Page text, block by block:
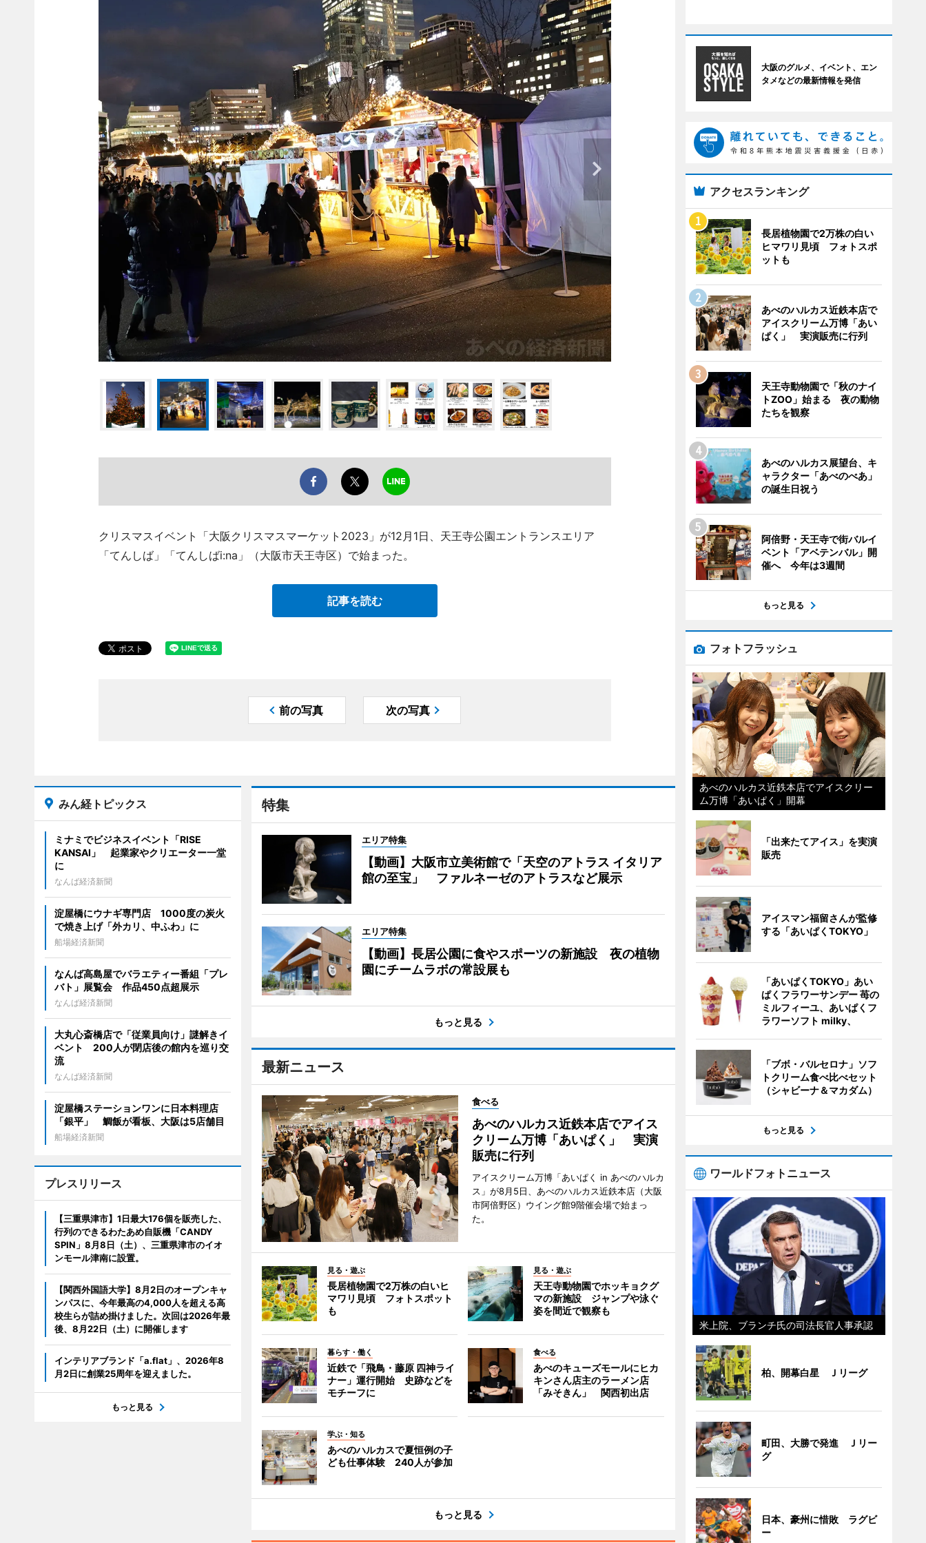
クリスマスイベント「大阪クリスマスマーケット2023」が12月1日、天王寺公園エントランスエリア
「てんしば」「てんしばi:na」（大阪市天王寺区）で始まった。
記事を読む
前の写真 次の写真
特集
エリア特集
【動画】大阪市立美術館で「天空のアトラス イタリア
館の至宝」 ファルネーゼのアトラスなど展示
エリア特集
【動画】長居公園に食やスポーツの新施設 夜の植物
園にチームラボの常設展も
もっと見る
最新ニュース
食べる
あべのハルカス近鉄本店でアイス
クリーム万博「あいぱく」 実演
販売に行列
アイスクリーム万博「あいぱく in あべのハルカ
ス」が8月5日、あべのハルカス近鉄本店（大阪
市阿倍野区）ウイング館9階催会場で始まっ
た。
見る・遊ぶ
長居植物園で2万株の白いヒ
マワリ見頃 フォトスポット
も
見る・遊ぶ
天王寺動物園でホッキョクグ
マの新施設 ジャンプや泳ぐ
姿を間近で観察も
暮らす・働く
近鉄で「飛鳥・藤原 四神ライ
ナー」運行開始 史跡などを
モチーフに
食べる
あべのキューズモールにヒカ
キンさん店主のラーメン店
「みそきん」 関西初出店
学ぶ・知る
あべのハルカスで夏恒例の子
ども仕事体験 240人が参加
もっと見る
みん経トピックス
ミナミでビジネスイベント「RISE
KANSAI」 起業家やクリエーター一堂
に
なんば経済新聞
淀屋橋にウナギ専門店 1000度の炭火
で焼き上げ「外カリ、中ふわ」に
船場経済新聞
なんば高島屋でバラエティー番組「プレ
バト」展覧会 作品450点超展示
なんば経済新聞
大丸心斎橋店で「従業員向け」謎解きイ
ベント 200人が閉店後の館内を巡り交
流
なんば経済新聞
淀屋橋ステーションワンに日本料理店
「銀平」 鯛飯が看板、大阪は5店舗目
船場経済新聞
プレスリリース
【三重県津市】1日最大176個を販売した、
行列のできるわたあめ自販機「CANDY
SPIN」8月8日（土）、三重県津市のイオ
ンモール津南に設置。
【関西外国語大学】8月2日のオープンキャ
ンパスに、今年最高の4,000人を超える高
校生らが詰め掛けました。次回は2026年最
後、8月22日（土）に開催します
インテリアブランド「a.flat」、2026年8
月2日に創業25周年を迎えました。
もっと見る
大阪のグルメ、イベント、エン
タメなどの最新情報を発信
アクセスランキング
長居植物園で2万株の白い
ヒマワリ見頃 フォトスポ
ットも
あべのハルカス近鉄本店で
アイスクリーム万博「あい
ぱく」 実演販売に行列
天王寺動物園で「秋のナイ
トZOO」始まる 夜の動物
たちを観察
あべのハルカス展望台、キ
ャラクター「あべのべあ」
の誕生日祝う
阿倍野・天王寺で街バルイ
ベント「アベテンバル」開
催へ 今年は3週間
もっと見る
フォトフラッシュ
あべのハルカス近鉄本店でアイスクリー
ム万博「あいぱく」開幕
「出来たてアイス」を実演
販売
アイスマン福留さんが監修
する「あいぱくTOKYO」
「あいぱくTOKYO」あい
ぱくフラワーサンデー 苺の
ミルフィーユ、あいぱくフ
ラワーソフト milky、
「ブボ・バルセロナ」ソフ
トクリーム食べ比べセット
（シャビーナ＆マカダム）
もっと見る
ワールドフォトニュース
米上院、ブランチ氏の司法長官人事承認
柏、開幕白星 Ｊリーグ
町田、大勝で発進 Ｊリー
グ
日本、豪州に惜敗 ラグビ
ー